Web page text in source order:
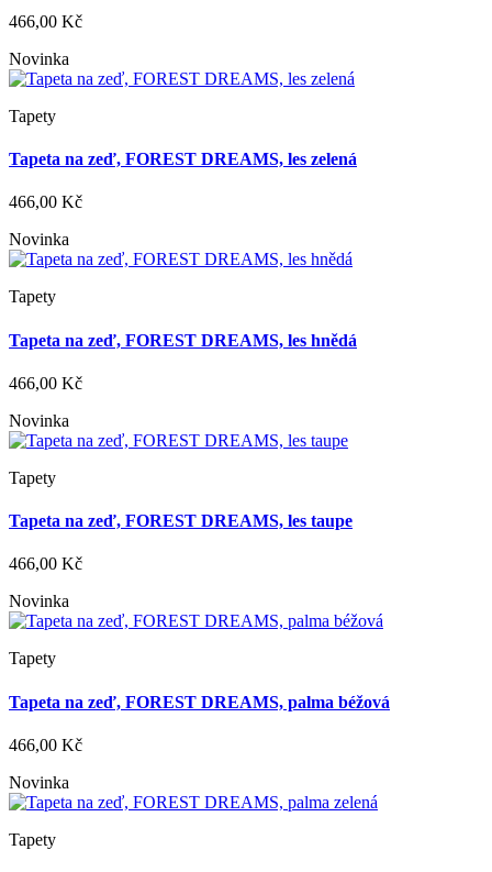
466,00 Kč
Novinka
Tapety
Tapeta na zeď, FOREST DREAMS, les zelená
466,00 Kč
Novinka
Tapety
Tapeta na zeď, FOREST DREAMS, les hnědá
466,00 Kč
Novinka
Tapety
Tapeta na zeď, FOREST DREAMS, les taupe
466,00 Kč
Novinka
Tapety
Tapeta na zeď, FOREST DREAMS, palma béžová
466,00 Kč
Novinka
Tapety